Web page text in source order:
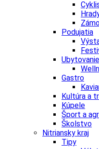
Podujatia
Ubytovanie
Gastro
Kultúra a
Kúpele
Šport a
Školstvo
Nitriansky kraj
Tipy